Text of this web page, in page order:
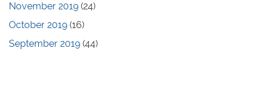
November 2019 (24)
October 2019 (16)
September 2019 (44)